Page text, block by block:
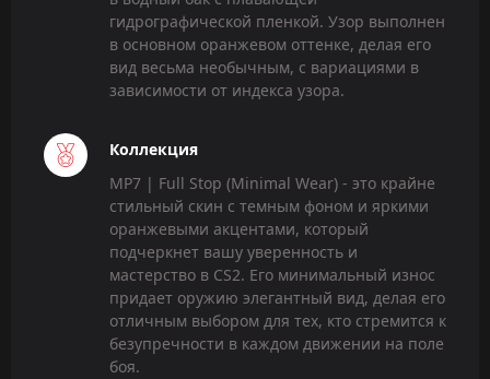
гидрографической пленкой. Узор выполнен
в основном оранжевом оттенке, делая его
вид весьма необычным, с вариациями в
зависимости от индекса узора.
Коллекция
MP7 | Full Stop (Minimal Wear) - это крайне
стильный скин с темным фоном и яркими
оранжевыми акцентами, который
подчеркнет вашу уверенность и
мастерство в CS2. Его минимальный износ
придает оружию элегантный вид, делая его
отличным выбором для тех, кто стремится к
безупречности в каждом движении на поле
боя.